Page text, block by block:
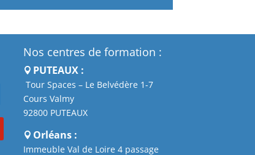
Nos centres de formation :
PUTEAUX :
Tour Spaces – Le Belvédère 1-7
Cours Valmy
92800 PUTEAUX
Orléans :
Immeuble Val de Loire 4 passage